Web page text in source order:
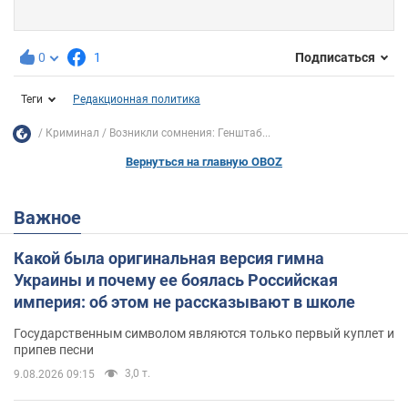
0 1 Подписаться
Теги Редакционная политика
Криминал Возникли сомнения: Генштаб...
Вернуться на главную OBOZ
Важное
Какой была оригинальная версия гимна
Украины и почему ее боялась Российская
империя: об этом не рассказывают в школе
Государственным символом являются только первый куплет и
припев песни
9.08.2026 09:15 3,0 т.